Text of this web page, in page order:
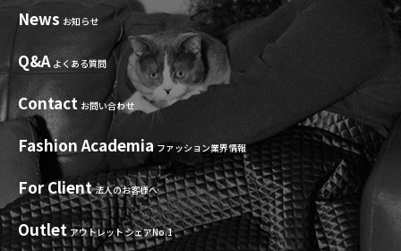
News お知らせ
Q&A よくある質問
Contact お問い合わせ
Fashion Academia ファッション業界情報
For Client 法人のお客様へ
Outlet アウトレット シェアNo.1